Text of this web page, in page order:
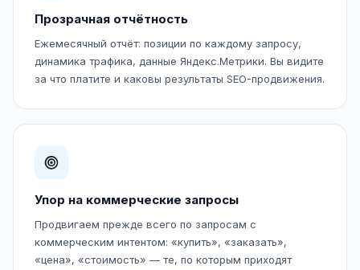
Прозрачная отчётность
Ежемесячный отчёт: позиции по каждому запросу,
динамика трафика, данные Яндекс.Метрики. Вы видите
за что платите и каковы результаты SEO-продвижения.
Упор на коммерческие запросы
Продвигаем прежде всего по запросам с
коммерческим интентом: «купить», «заказать»,
«цена», «стоимость» — те, по которым приходят